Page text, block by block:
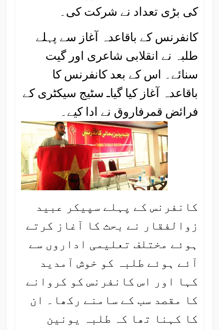
کی بڑی تعداد نے شرکت کی۔
کانفرنس کے باقاعدہ آغاز سے پہلے
طلبہ نے انقلابی شاعری اور گیت
سنائے۔ اس کے بعد کانفرنس کا
باقاعدہ آغاز کیا گیاـ سٹیج سیکٹری کے
فرائض قمرفاروق نے ادا کیے۔
کانفرنس کے پہلے سپیکر عبید
زوالفقار نے بحث کا آغاز کرتے
ہوئے مختلف تعلیمی اداروں سے
آئے ہوئے طلبہ کو خوش آمدید
کہا اور اس کانفرنس کو کروانے
کا مقصد سب کے سامنے رکھا۔ ان
کا کہنا تھا کہ طلبہ یونین